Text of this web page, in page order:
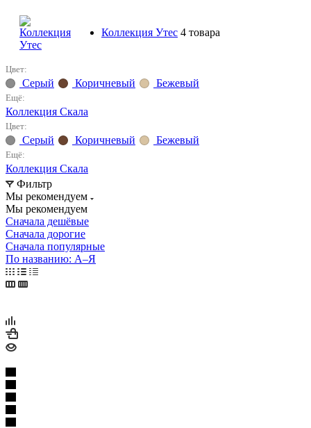
Коллекция Утес 4 товара
Цвет:
Серый Коричневый Бежевый
Ещё:
Коллекция Скала
Цвет:
Серый Коричневый Бежевый
Ещё:
Коллекция Скала
Фильтр
Мы рекомендуем
Мы рекомендуем
Сначала дешёвые
Сначала дорогие
Сначала популярные
По названию: А–Я